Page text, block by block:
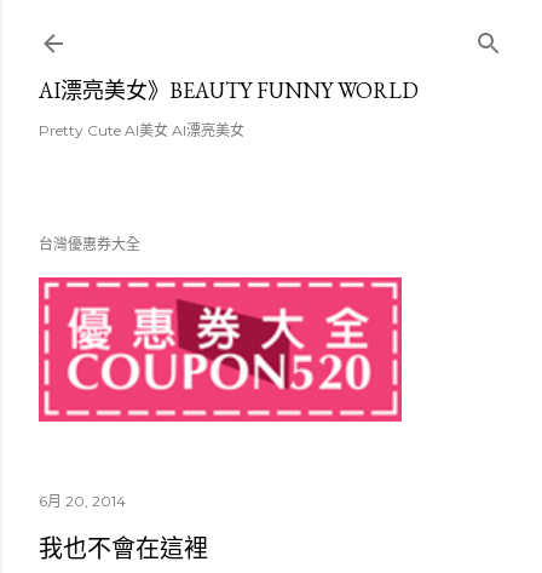
AI漂亮美女》BEAUTY FUNNY WORLD
Pretty Cute AI美女 AI漂亮美女
台灣優惠券大全
6月 20, 2014
我也不會在這裡